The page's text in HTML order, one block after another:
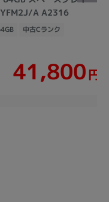
A A2316
中古Cランク
41,800円